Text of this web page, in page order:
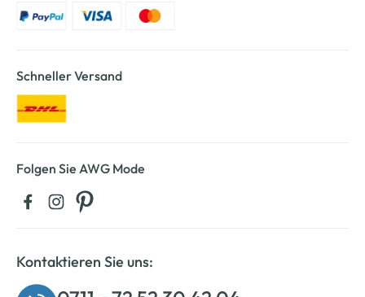
Schneller Versand
Folgen Sie AWG Mode
Kontaktieren Sie uns: